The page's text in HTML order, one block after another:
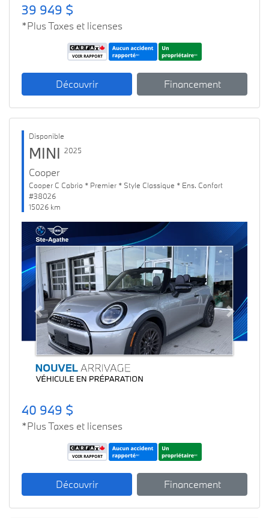
39 949 $
*Plus Taxes et licenses
Découvrir Financement
Disponible
MINI 2025
Cooper
Cooper C Cabrio * Premier * Style Classique * Ens. Confort
#38026
15026 km
Previous Next
40 949 $
*Plus Taxes et licenses
Découvrir Financement